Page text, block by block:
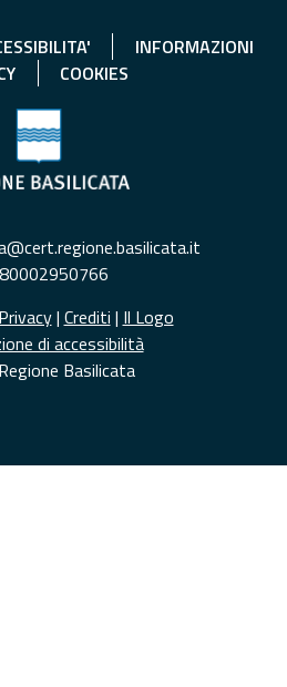
INFORMAZIONI
COOKIES
80002950766
Privacy| Crediti | Il Logo
di accessibilità
Basilicata